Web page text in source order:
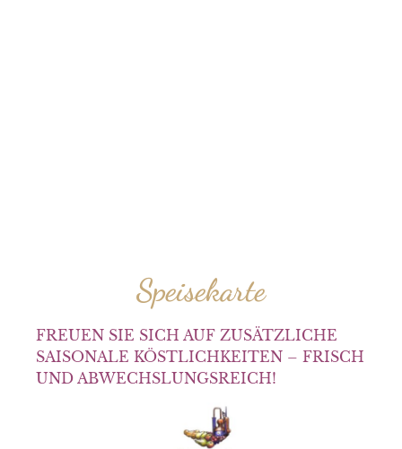
Speisekarte
FREUEN SIE SICH AUF ZUSÄTZLICHE
SAISONALE KÖSTLICHKEITEN – FRISCH
UND ABWECHSLUNGSREICH!